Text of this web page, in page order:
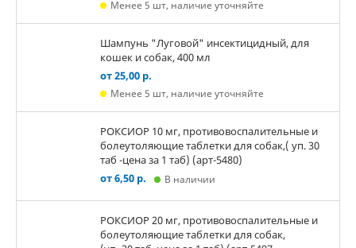
Менее 5 шт, наличие уточняйте
Шампунь "Луговой" инсектицидный, для
кошек и собак, 400 мл
от 25,00 р.
Менее 5 шт, наличие уточняйте
РОКСИОР 10 мг, противовоспалительные и
болеутоляющие таблетки для собак,( уп. 30
таб -цена за 1 таб) (арт-5480)
от 6,50 р.
В наличии
РОКСИОР 20 мг, противовоспалительные и
болеутоляющие таблетки для собак,